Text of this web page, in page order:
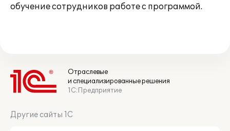
обучение сотрудников работе с программой.
Отраслевые
и специализированные решения
1С:Предприятие
Другие сайты 1С